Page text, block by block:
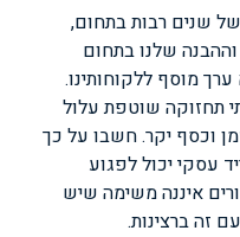
של שנים רבות בתחום,
שלנו בתחום
מוסף ללקוחותינו.
תחזוקה שוטפת עלול
וכסף יקר. חשבו על כך
עסקי יכול לפגוע
איננה משימה שיש
זה ברצינות.